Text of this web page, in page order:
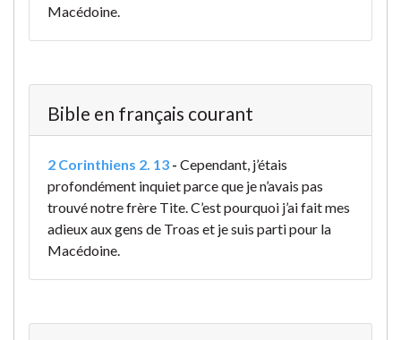
Macédoine.
Bible en français courant
2 Corinthiens 2. 13 - Cependant, j’étais
profondément inquiet parce que je n’avais pas
trouvé notre frère Tite. C’est pourquoi j’ai fait mes
adieux aux gens de Troas et je suis parti pour la
Macédoine.